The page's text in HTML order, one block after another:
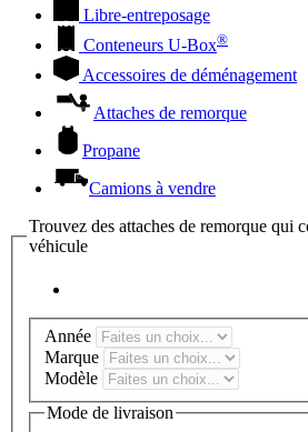
Libre-entreposage
Conteneurs U-Box®
Accessoires de déménagement
Attaches de remorque
Propane
Camions à vendre
Trouvez des attaches de remorque qui
véhicule
Année
Marque
Modèle
Mode de livraison